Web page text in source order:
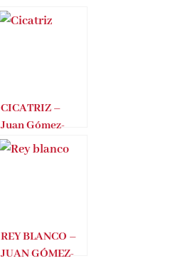
CICATRIZ –
Juan Gómez-
Jurado
REY BLANCO –
JUAN GÓMEZ-